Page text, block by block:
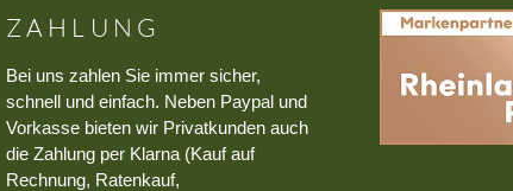
ZAHLUNG
Bei uns zahlen Sie immer sicher,
schnell und einfach. Neben Paypal und
Vorkasse bieten wir Privatkunden auch
die Zahlung per Klarna (Kauf auf
Rechnung, Ratenkauf,